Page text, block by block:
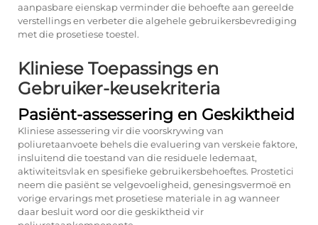
aanpasbare eienskap verminder die behoefte aan gereelde
verstellings en verbeter die algehele gebruikersbevrediging
met die prosetiese toestel.
Kliniese Toepassings en
Gebruiker-keusekriteria
Pasiënt-assessering en Geskiktheid
Kliniese assessering vir die voorskrywing van
poliuretaanvoete behels die evaluering van verskeie faktore,
insluitend die toestand van die residuele ledemaat,
aktiwiteitsvlak en spesifieke gebruikersbehoeftes. Prostetici
neem die pasiënt se velgevoeligheid, genesingsvermoë en
vorige ervarings met prosetiese materiale in ag wanneer
daar besluit word oor die geskiktheid vir